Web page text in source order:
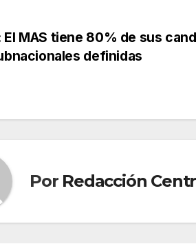
El MAS tiene 80% de sus
definidas
Por Redacción